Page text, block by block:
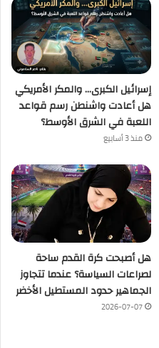
إسرائيل الكبرى… والمكر الأمريكي
هل أعادت واشنطن رسم قواعد
اللعبة في الشرق الأوسط؟
منذ 3 أسابيع
هل أصبحت كرة القدم ساحة
لصراعات السياسة؟ عندما تتجاوز
الجماهير حدود المستطيل الأخضر
2026-07-07